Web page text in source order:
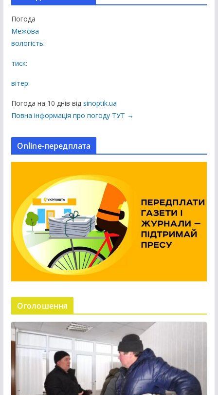
б
л
і
к
ц
Погода
Межова
вологість:
тиск:
вітер:
Погода на 10 днів від sinoptik.ua
Повна інформація про погоду ТУТ →
Online-передплата
Оголошення